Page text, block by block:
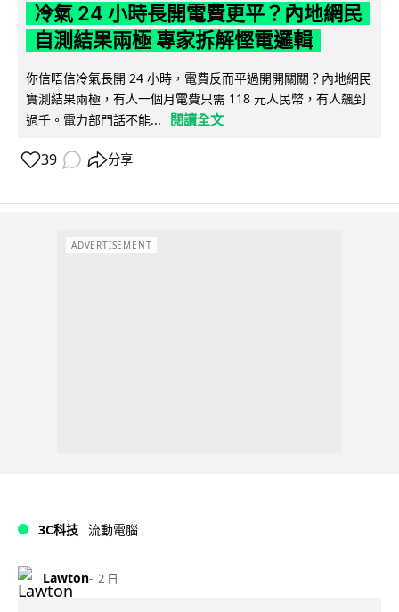
冷氣 24 小時長開電費更平？內地網民
自測結果兩極 專家拆解慳電邏輯
你信唔信冷氣長開 24 小時，電費反而平過開開關關？內地網民
實測結果兩極，有人一個月電費只需 118 元人民幣，有人飆到
過千。電力部門話不能...
閱讀全文
39 分享
ADVERTISEMENT
3C科技 流動電腦
Lawton 2 日